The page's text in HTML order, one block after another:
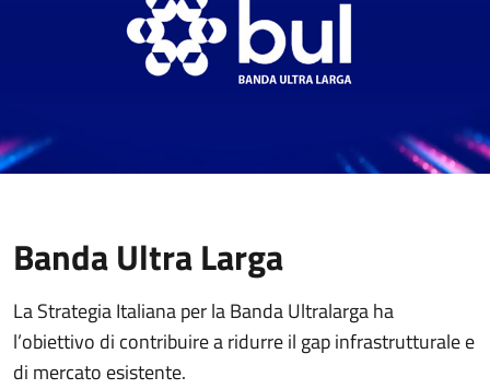
Banda Ultra Larga
La Strategia Italiana per la Banda Ultralarga ha
l’obiettivo di contribuire a ridurre il gap infrastrutturale e
di mercato esistente.